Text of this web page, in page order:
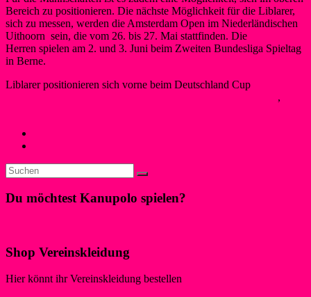
Bereich zu positionieren. Die nächste Möglichkeit für die Liblarer,
sich zu messen, werden die Amsterdam Open im Niederländischen
Uithoorn sein, die vom 26. bis 27. Mai stattfinden. Die
Herren spielen am 2. und 3. Juni beim Zweiten Bundesliga Spieltag
in Berne.
Liblarer positionieren sich vorne beim Deutschland Cup
,
Du möchtest Kanupolo spielen?
Shop Vereinskleidung
Hier könnt ihr Vereinskleidung bestellen